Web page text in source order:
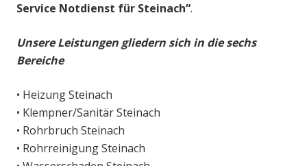
Service Notdienst für Steinach“.
Unsere Leistungen gliedern sich in die sechs
Bereiche
• Heizung Steinach
• Klempner/Sanitär Steinach
• Rohrbruch Steinach
• Rohrreinigung Steinach